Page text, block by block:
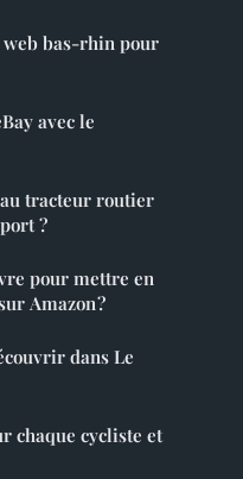
web bas-rhin pour
avec le
tracteur routier
?
pour mettre en
Amazon ?
dans Le
chaque cycliste et